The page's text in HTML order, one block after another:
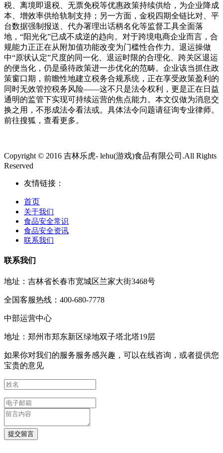
税、离境即退税、无票免税等优惠政策持续供给，为企业降成
本、增效率供给轨制支持；另一方面，金税四期全链比对、平
台数据强制报送、代办署理出话柄名化等监督工具全面落
地，“阳光化”已成不成逆的趋向。对于跨境电商企业而言，合
规能力正正在从附加值功能改变为门槛性合作力。退运操做
中“原状认定”尺度的同一化、退运时限的合理化、跨关区退运
的便当化，仍是亟待政策进一步优化的范畴。企业该当抓住政
策窗口期，前瞻性地建立税务合规系统，正在享受政策盈利的
同时无效管控税务风险——这不只是法令权利，更是正在日益
通明的监管下实现可持续运营的焦点能力。本文仅做为消息交
换之用，不形成法令看法或。具体法令问题请征询专业律师。
前往搜狐，查看更多。
Copyright © 2016 吉林乐虎- lehu(游戏)食品有限公司.All Rights
Reserved
友情链接：
首页
关于我们
食品安全常识
食品安全资讯
联系我们
联系我们
地址：吉林省长春市宽城区兰家大街3468号
全国客服热线：400-680-7778
中部运营中心
地址：郑州市郑东新区绿地双子塔北塔19层
如果你对我们的服务服务感兴趣，可以在线咨询，或者提供您
宝贵的意见
提交留言